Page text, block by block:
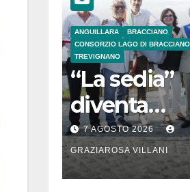
ANGUILLARA
BRACCIANO
CONSORZIO LAGO DI BRACCIANO
TREVIGNANO
“La sedia”
diventa
Belvedere
lago di
Bracciano:
7 AGOSTO 2026
GRAZIAROSA VILLANI